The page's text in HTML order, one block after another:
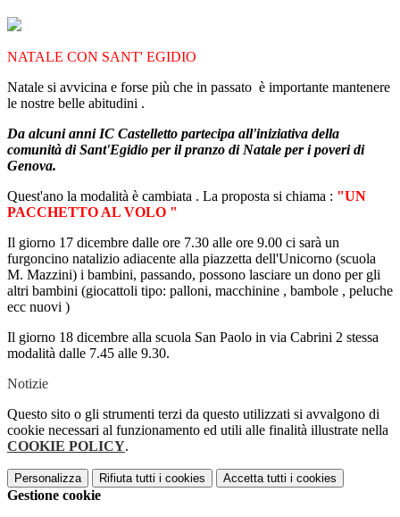
NATALE CON SANT' EGIDIO
Natale si avvicina e forse più che in passato è importante mantenere
le nostre belle abitudini .
Da alcuni anni IC Castelletto partecipa all'iniziativa della
comunità di Sant'Egidio per il pranzo di Natale per i poveri di
Genova.
Quest'ano la modalità è cambiata . La proposta si chiama : "UN
PACCHETTO AL VOLO "
Il giorno 17 dicembre dalle ore 7.30 alle ore 9.00 ci sarà un
furgoncino natalizio adiacente alla piazzetta dell'Unicorno (scuola
M. Mazzini) i bambini, passando, possono lasciare un dono per gli
altri bambini (giocattoli tipo: palloni, macchinine , bambole , peluche
ecc nuovi )
Il giorno 18 dicembre alla scuola San Paolo in via Cabrini 2 stessa
modalità dalle 7.45 alle 9.30.
Notizie
Questo sito o gli strumenti terzi da questo utilizzati si avvalgono di
cookie necessari al funzionamento ed utili alle finalità illustrate nella
COOKIE POLICY.
Personalizza Rifiuta tutti i cookies Accetta tutti i cookies
Gestione cookie